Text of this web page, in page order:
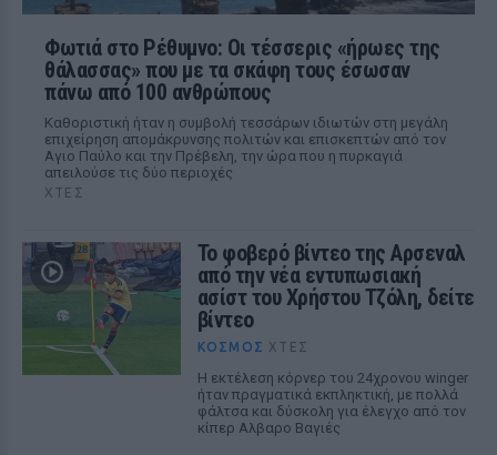
Φωτιά στο Ρέθυμνο: Οι τέσσερις «ήρωες της
θάλασσας» που με τα σκάφη τους έσωσαν
πάνω από 100 ανθρώπους
Καθοριστική ήταν η συμβολή τεσσάρων ιδιωτών στη μεγάλη
επιχείρηση απομάκρυνσης πολιτών και επισκεπτών από τον
Αγιο Παύλο και την Πρέβελη, την ώρα που η πυρκαγιά
απειλούσε τις δύο περιοχές
ΧΤΕΣ
Το φοβερό βίντεο της Αρσεναλ
από την νέα εντυπωσιακή
ασίστ του Χρήστου Τζόλη, δείτε
βίντεο
ΚΌΣΜΟΣ ΧΤΕΣ
Η εκτέλεση κόρνερ του 24χρονου winger
ήταν πραγματικά εκπληκτική, με πολλά
φάλτσα και δύσκολη για έλεγχο από τον
κίπερ Αλβαρο Βαγιές